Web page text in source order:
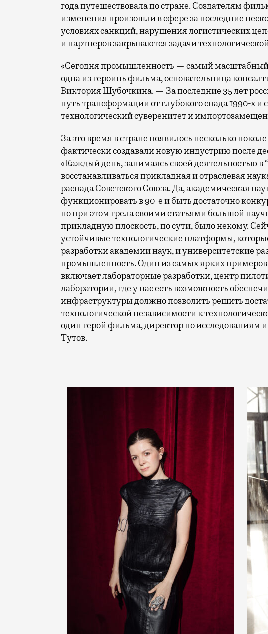
года путешествовала по стране. Создателям
изменения произошли в сфере за последние
условиях санкций, нарушения логистических
и партнеров закрываются задачи
«Сегодня промышленность — самый
одна из героинь фильма, основательница
Виктория Шубочкина. — За последние 35 лет
путь трансформации от глубокого спада 1990-х и
технологический суверенитет и
За это время в стране появилось несколько
фактически создавали новую индустрию после
«Каждый день, занимаясь своей деятельностью в
восстанавливаться прикладная и отраслевая
распада Советского Союза. Да, академическая
функционировать в 90-е и быть достаточно
но при этом грела своими статьями большой
прикладную плоскость, по сути, было некому.
устойчивые технологические платформы,
разработки академии наук, и университетские
промышленность. Один из самых ярких
включает лабораторные разработки, центр
лаборатории, где у нас есть возможность
инфраструктуры должно позволить решить
технологической независимости к
один герой фильма, директор по исследованиям
Тутов.